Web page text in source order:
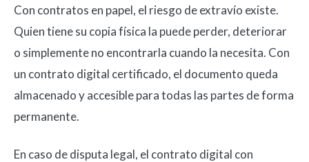
Con contratos en papel, el riesgo de extravío existe.
Quien tiene su copia física la puede perder, deteriorar
o simplemente no encontrarla cuando la necesita. Con
un contrato digital certificado, el documento queda
almacenado y accesible para todas las partes de forma
permanente.
En caso de disputa legal, el contrato digital con